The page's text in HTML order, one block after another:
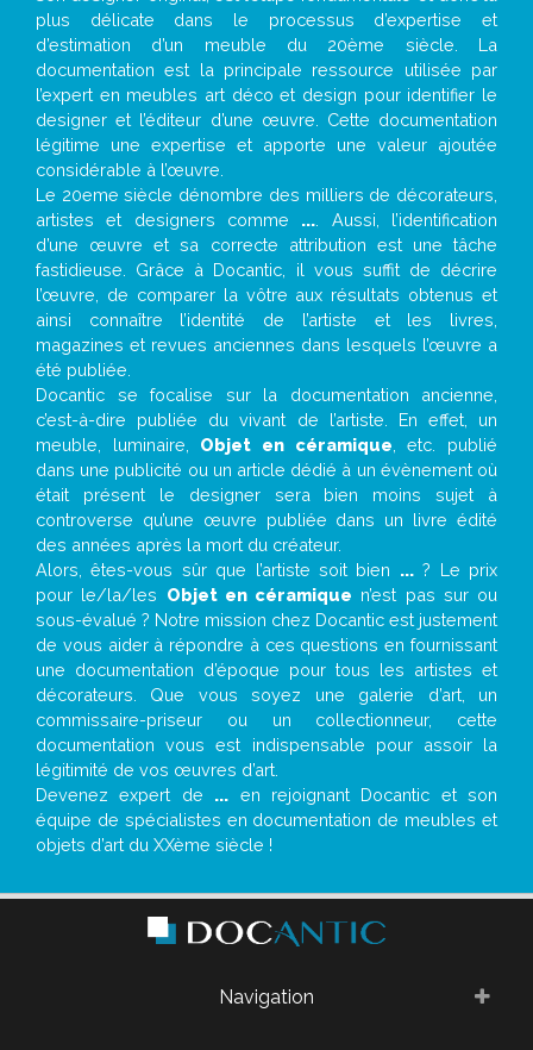
plus délicate dans le processus d’expertise et
d’estimation d’un meuble du 20ème siècle. La
documentation est la principale ressource utilisée par
l’expert en meubles art déco et design pour identifier le
designer et l’éditeur d’une œuvre. Cette documentation
légitime une expertise et apporte une valeur ajoutée
considérable à l’œuvre.
Le 20eme siècle dénombre des milliers de décorateurs,
artistes et designers comme ... . Aussi, l’identification
d’une œuvre et sa correcte attribution est une tâche
fastidieuse. Grâce à Docantic, il vous suffit de décrire
l’œuvre, de comparer la vôtre aux résultats obtenus et
ainsi connaître l’identité de l’artiste et les livres,
magazines et revues anciennes dans lesquels l’œuvre a
été publiée.
Docantic se focalise sur la documentation ancienne,
c’est-à-dire publiée du vivant de l’artiste. En effet, un
meuble, luminaire, Objet en céramique , etc. publié
dans une publicité ou un article dédié à un évènement où
était présent le designer sera bien moins sujet à
controverse qu’une œuvre publiée dans un livre édité
des années après la mort du créateur.
Alors, êtes-vous sûr que l’artiste soit bien ...? Le prix
pour le/la/les Objet en céramique n’est pas sur ou
sous-évalué ? Notre mission chez Docantic est justement
de vous aider à répondre à ces questions en fournissant
une documentation d’époque pour tous les artistes et
décorateurs. Que vous soyez une galerie d’art, un
commissaire-priseur ou un collectionneur, cette
documentation vous est indispensable pour assoir la
légitimité de vos œuvres d’art.
Devenez expert de ... en rejoignant Docantic et son
équipe de spécialistes en documentation de meubles et
objets d’art du XXème siècle !
Navigation